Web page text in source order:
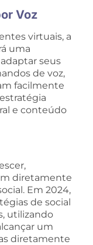
Voz
virtuais, a
uma
seus
de voz,
facilmente
e conteúdo
diretamente
Em 2024,
de social
utilizando
um
diretamente